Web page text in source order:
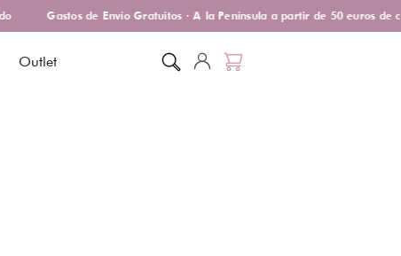
Gastos de Envío Gratuitos · A la Península a partir de 50 euros de
Outlet